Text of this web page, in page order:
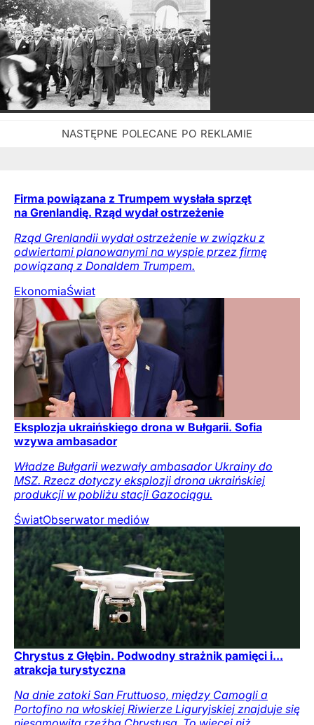
Firma powiązana z Trumpem wysłała sprzęt
na Grenlandię. Rząd wydał ostrzeżenie
Rząd Grenlandii wydał ostrzeżenie w związku z
odwiertami planowanymi na wyspie przez firmę
powiązaną z Donaldem Trumpem.
EkonomiaŚwiat
Eksplozja ukraińskiego drona w Bułgarii. Sofia
wzywa ambasador
Władze Bułgarii wezwały ambasador Ukrainy do
MSZ. Rzecz dotyczy eksplozji drona ukraińskiej
produkcji w pobliżu stacji Gazociągu.
ŚwiatObserwator mediów
Chrystus z Głębin. Podwodny strażnik pamięci i...
atrakcja turystyczna
Na dnie zatoki San Fruttuoso, między Camogli a
Portofino na włoskiej Riwierze Liguryjskiej znajduje się